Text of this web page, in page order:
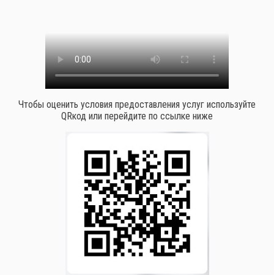
Чтобы оценить условия предоставления услуг используйте
QRкод или перейдите по ссылке ниже